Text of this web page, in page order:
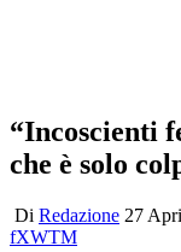
“Incoscienti
che è solo
Di Redazione 27
fXWTM